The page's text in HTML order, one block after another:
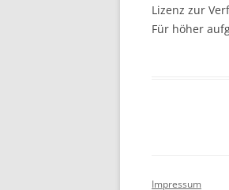
Lizenz zur
Für höher
Impressum